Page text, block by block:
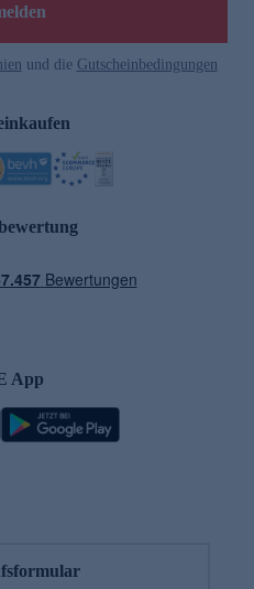
und die Gutscheinbedingungen
App